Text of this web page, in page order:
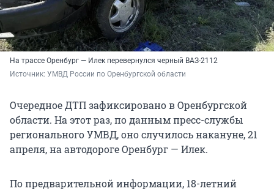
На трассе Оренбург — Илек перевернулся черный ВАЗ-2112
Источник: УМВД России по Оренбургской области
Очередное ДТП зафиксировано в Оренбургской
области. На этот раз, по данным пресс-службы
регионального УМВД, оно случилось накануне, 21
апреля, на автодороге Оренбург — Илек.
По предварительной информации, 18-летний